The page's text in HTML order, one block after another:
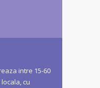
intre 15-60
cu